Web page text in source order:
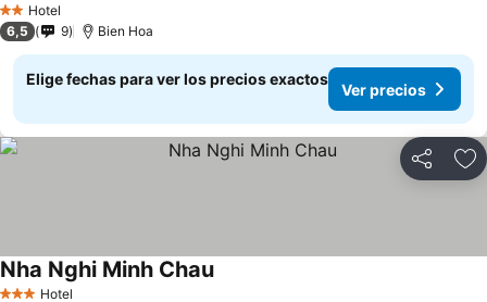
2 Estrellas
Hotel
6,5 9 Bien Hoa
Elige fechas para ver los precios exactos
Ver precios
Compartir
Hotel
Nha Nghi Minh ChauVer precios